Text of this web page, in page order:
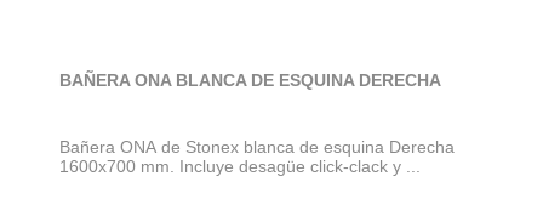
BAÑERA ONA BLANCA DE ESQUINA DERECHA
Bañera ONA de Stonex blanca de esquina Derecha
1600x700 mm. Incluye desagüe click-clack y ...